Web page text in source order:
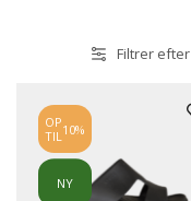
Filtrer efter
OP
TIL10%
NY